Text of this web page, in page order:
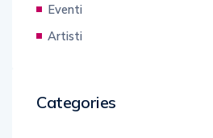
Eventi
Artisti
Categories